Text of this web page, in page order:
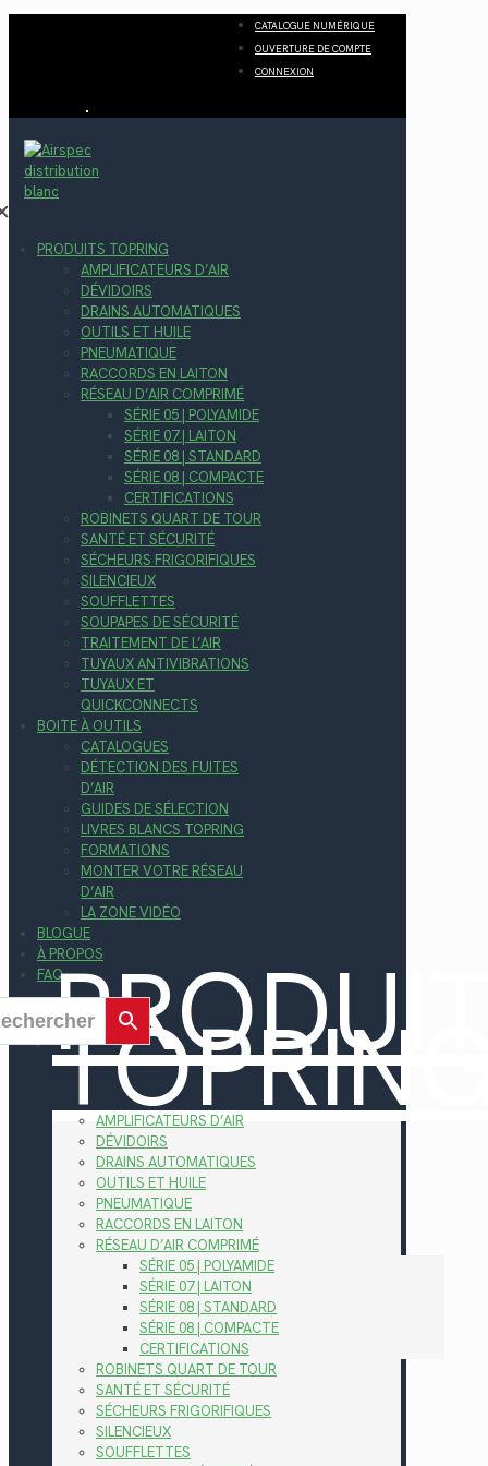
CATALOGUE NUMÉRIQUE
OUVERTURE DE COMPTE
CONNEXION
PRODUITS TOPRING
AMPLIFICATEURS D’AIR
DÉVIDOIRS
DRAINS AUTOMATIQUES
OUTILS ET HUILE
PNEUMATIQUE
RACCORDS EN LAITON
RÉSEAU D’AIR COMPRIMÉ
SÉRIE 05 | POLYAMIDE
SÉRIE 07 | LAITON
SÉRIE 08 | STANDARD
SÉRIE 08 | COMPACTE
CERTIFICATIONS
ROBINETS QUART DE TOUR
SANTÉ ET SÉCURITÉ
SÉCHEURS FRIGORIFIQUES
SILENCIEUX
SOUFFLETTES
SOUPAPES DE SÉCURITÉ
TRAITEMENT DE L’AIR
TUYAUX ANTIVIBRATIONS
TUYAUX ET
QUICKCONNECTS
BOITE À OUTILS
CATALOGUES
DÉTECTION DES FUITES
D’AIR
GUIDES DE SÉLECTION
LIVRES BLANCS TOPRING
FORMATIONS
MONTER VOTRE RÉSEAU
D’AIR
LA ZONE VIDÉO
BLOGUE
À PROPOS
FAQ
AMPLIFICATEURS D’AIR
DÉVIDOIRS
DRAINS AUTOMATIQUES
OUTILS ET HUILE
PNEUMATIQUE
RACCORDS EN LAITON
RÉSEAU D’AIR COMPRIMÉ
SÉRIE 05 | POLYAMIDE
SÉRIE 07 | LAITON
SÉRIE 08 | STANDARD
SÉRIE 08 | COMPACTE
CERTIFICATIONS
ROBINETS QUART DE TOUR
SANTÉ ET SÉCURITÉ
SÉCHEURS FRIGORIFIQUES
SILENCIEUX
SOUFFLETTES